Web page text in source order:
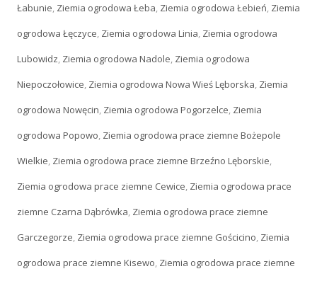
Łabunie, Ziemia ogrodowa Łeba, Ziemia ogrodowa Łebień, Ziemia
ogrodowa Łęczyce, Ziemia ogrodowa Linia, Ziemia ogrodowa
Lubowidz, Ziemia ogrodowa Nadole, Ziemia ogrodowa
Niepoczołowice, Ziemia ogrodowa Nowa Wieś Lęborska, Ziemia
ogrodowa Nowęcin, Ziemia ogrodowa Pogorzelce, Ziemia
ogrodowa Popowo, Ziemia ogrodowa prace ziemne Bożepole
Wielkie, Ziemia ogrodowa prace ziemne Brzeźno Lęborskie,
Ziemia ogrodowa prace ziemne Cewice, Ziemia ogrodowa prace
ziemne Czarna Dąbrówka, Ziemia ogrodowa prace ziemne
Garczegorze, Ziemia ogrodowa prace ziemne Gościcino, Ziemia
ogrodowa prace ziemne Kisewo, Ziemia ogrodowa prace ziemne